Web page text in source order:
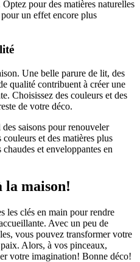
pour des matières naturelles
un effet encore plus
Une belle parure de lit, des
qualité contribuent à créer une
Choisissez des couleurs et des
de votre déco.
saisons pour renouveler
et des matières plus
et enveloppantes en
la maison!
les clés en main pour rendre
Avec un peu de
vous pouvez transformer votre
Alors, à vos pinceaux,
votre imagination! Bonne déco!